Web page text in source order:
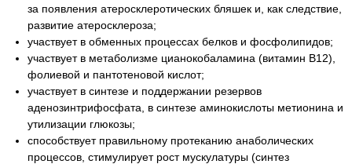
за появления атеросклеротических бляшек и, как следствие,
развитие атеросклероза;
участвует в обменных процессах белков и фосфолипидов;
участвует в метаболизме цианокобаламина (витамин В12),
фолиевой и пантотеновой кислот;
участвует в синтезе и поддержании резервов
аденозинтрифосфата, в синтезе аминокислоты метионина и
утилизации глюкозы;
способствует правильному протеканию анаболических
процессов, стимулирует рост мускулатуры (синтез